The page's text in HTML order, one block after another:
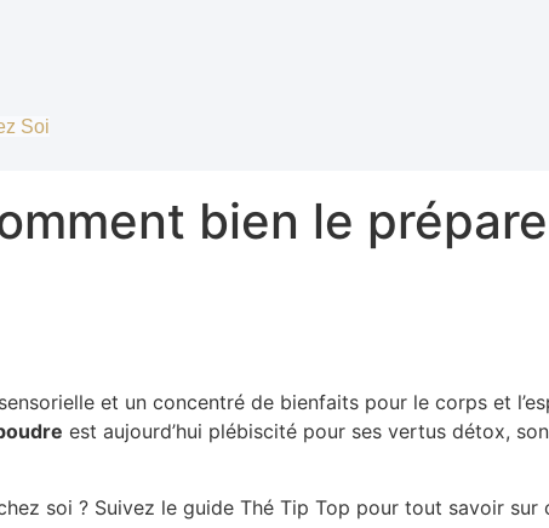
Soi
bien le
et un concentré de bienfaits pour le corps et
est aujourd’hui plébiscité pour ses vertus détox,
soi ? Suivez le guide Thé Tip Top pour tout savoir sur